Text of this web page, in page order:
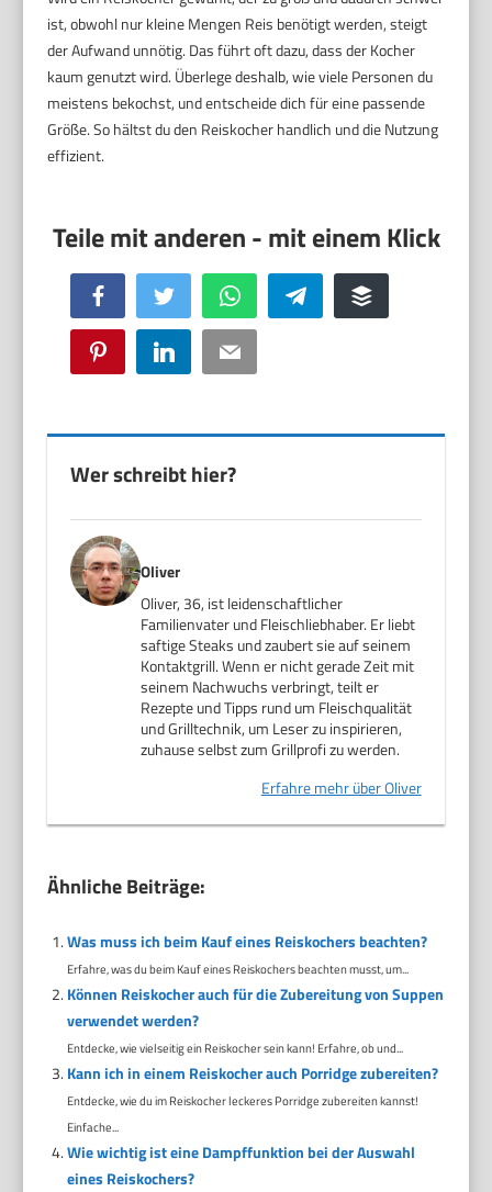
ist, obwohl nur kleine Mengen Reis benötigt werden, steigt
der Aufwand unnötig. Das führt oft dazu, dass der Kocher
kaum genutzt wird. Überlege deshalb, wie viele Personen du
meistens bekochst, und entscheide dich für eine passende
Größe. So hältst du den Reiskocher handlich und die Nutzung
effizient.
Facebook Twitter WhatsApp Telegram Buffer
Pinterest LinkedIn Email
Wer schreibt hier?
Oliver
Oliver, 36, ist leidenschaftlicher
Familienvater und Fleischliebhaber. Er liebt
saftige Steaks und zaubert sie auf seinem
Kontaktgrill. Wenn er nicht gerade Zeit mit
seinem Nachwuchs verbringt, teilt er
Rezepte und Tipps rund um Fleischqualität
und Grilltechnik, um Leser zu inspirieren,
zuhause selbst zum Grillprofi zu werden.
Erfahre mehr über Oliver
Ähnliche Beiträge:
Was muss ich beim Kauf eines Reiskochers beachten?
Erfahre, was du beim Kauf eines Reiskochers beachten musst, um...
Können Reiskocher auch für die Zubereitung von Suppen
verwendet werden?
Entdecke, wie vielseitig ein Reiskocher sein kann! Erfahre, ob und...
Kann ich in einem Reiskocher auch Porridge zubereiten?
Entdecke, wie du im Reiskocher leckeres Porridge zubereiten kannst!
Einfache...
Wie wichtig ist eine Dampffunktion bei der Auswahl
eines Reiskochers?